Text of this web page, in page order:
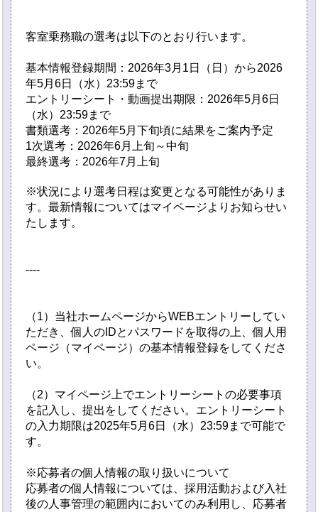
客室乗務職の選考は以下のとおり行います。
基本情報登録期間：2026年3月1日（日）から2026
年5月6日（水）23:59まで
エントリーシート・動画提出期限：2026年5月6日
（水）23:59まで
書類選考：2026年5月下旬頃に結果をご案内予定
1次選考：2026年6月上旬～中旬
最終選考：2026年7月上旬
※状況により選考日程は変更となる可能性がありま
す。最新情報についてはマイページよりお知らせい
たします。
----
（1）当社ホームページからWEBエントリーしてい
ただき、個人のIDとパスワードを取得の上、個人用
ページ（マイページ）の基本情報登録をしてくださ
い。
（2）マイページ上でエントリーシートの必要事項
を記入し、提出をしてください。エントリーシート
の入力期限は2025年5月6日（水）23:59まで可能で
す。
※応募者の個人情報の取り扱いについて
応募者の個人情報については、採用活動および入社
後の人事管理の範囲内においてのみ利用し、応募者